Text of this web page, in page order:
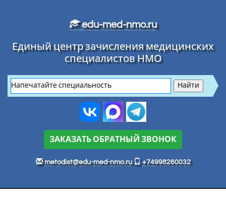
edu-med-nmo.ru
Единый центр зачисления медицинских
специалистов НМО
ЗАКАЗАТЬ ОБРАТНЫЙ ЗВОНОК
metodist@edu-med-nmo.ru +74998260032